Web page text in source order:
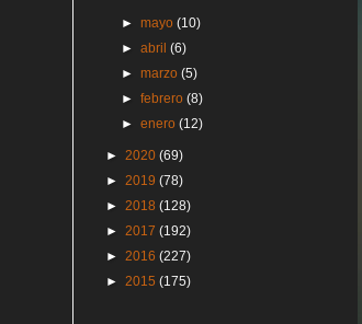
►mayo(10)
►abril(6)
►marzo(5)
►febrero(8)
►enero(12)
► 2020 (69)
► 2019 (78)
► 2018 (128)
► 2017 (192)
► 2016 (227)
► 2015 (175)